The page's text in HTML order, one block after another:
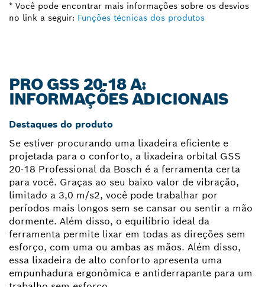
* Você pode encontrar mais informações sobre os desvios
no link a seguir: Funções técnicas dos produtos
PRO GSS 20-18 A:
INFORMAÇÕES ADICIONAIS
Destaques do produto
Se estiver procurando uma lixadeira eficiente e
projetada para o conforto, a lixadeira orbital GSS
20-18 Professional da Bosch é a ferramenta certa
para você. Graças ao seu baixo valor de vibração,
limitado a 3,0 m/s2, você pode trabalhar por
períodos mais longos sem se cansar ou sentir a mão
dormente. Além disso, o equilíbrio ideal da
ferramenta permite lixar em todas as direções sem
esforço, com uma ou ambas as mãos. Além disso,
essa lixadeira de alto conforto apresenta uma
empunhadura ergonômica e antiderrapante para um